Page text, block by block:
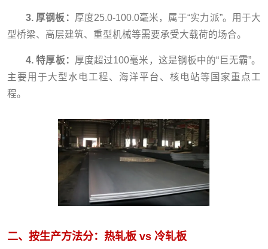
3. 厚钢板： 厚度25.0-100.0毫米，属于“实力派”。用于大
型桥梁、高层建筑、重型机械等需要承受大载荷的场合。
4. 特厚板： 厚度超过100毫米，这是钢板中的“巨无霸”。
主要用于大型水电工程、海洋平台、核电站等国家重点工
程。
二、按生产方法分：热轧板 vs 冷轧板